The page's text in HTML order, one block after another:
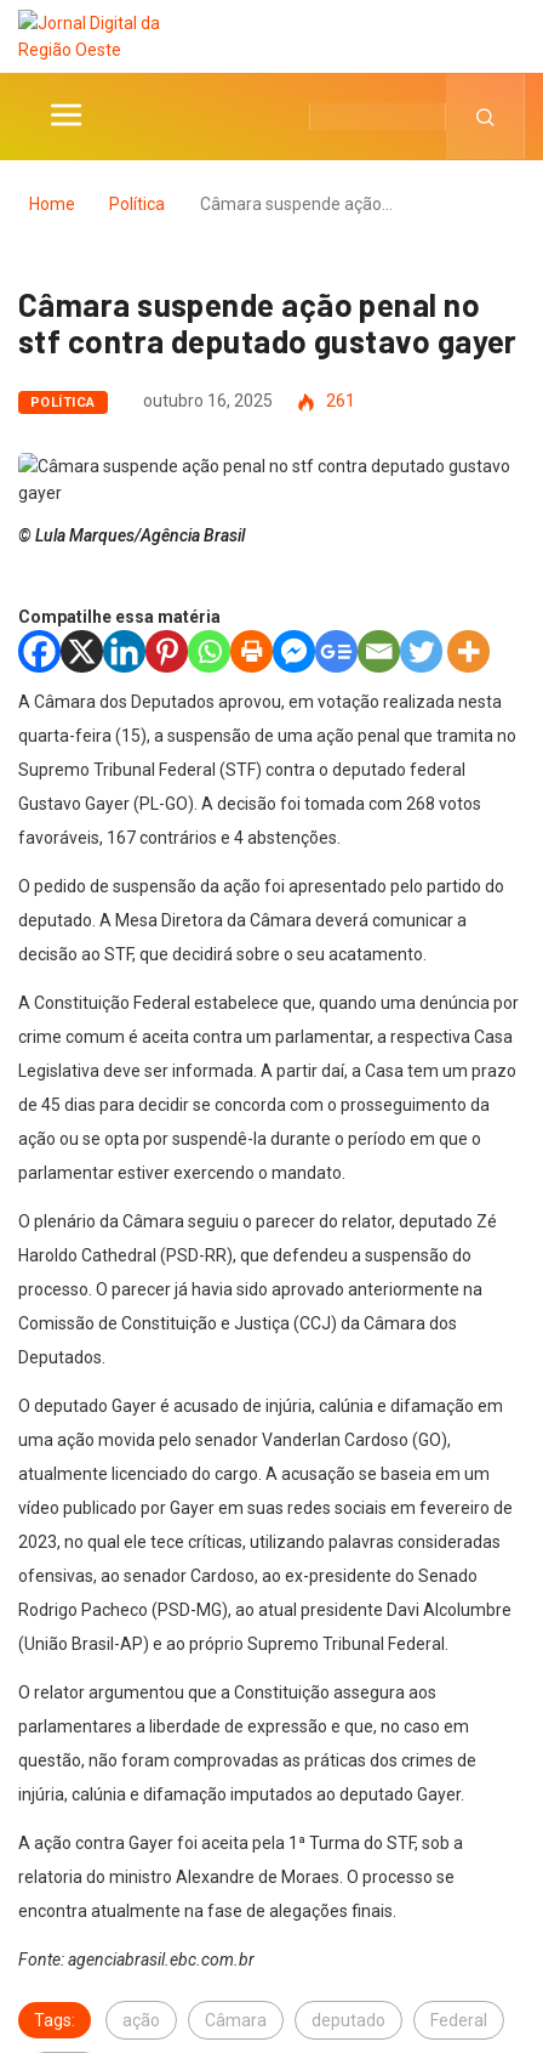
Home Política Câmara suspende ação…
Câmara suspende ação penal no
stf contra deputado gustavo gayer
POLÍTICA outubro 16, 2025 261
© Lula Marques/Agência Brasil
Compatilhe essa matéria
A Câmara dos Deputados aprovou, em votação realizada nesta
quarta-feira (15), a suspensão de uma ação penal que tramita no
Supremo Tribunal Federal (STF) contra o deputado federal
Gustavo Gayer (PL-GO). A decisão foi tomada com 268 votos
favoráveis, 167 contrários e 4 abstenções.
O pedido de suspensão da ação foi apresentado pelo partido do
deputado. A Mesa Diretora da Câmara deverá comunicar a
decisão ao STF, que decidirá sobre o seu acatamento.
A Constituição Federal estabelece que, quando uma denúncia por
crime comum é aceita contra um parlamentar, a respectiva Casa
Legislativa deve ser informada. A partir daí, a Casa tem um prazo
de 45 dias para decidir se concorda com o prosseguimento da
ação ou se opta por suspendê-la durante o período em que o
parlamentar estiver exercendo o mandato.
O plenário da Câmara seguiu o parecer do relator, deputado Zé
Haroldo Cathedral (PSD-RR), que defendeu a suspensão do
processo. O parecer já havia sido aprovado anteriormente na
Comissão de Constituição e Justiça (CCJ) da Câmara dos
Deputados.
O deputado Gayer é acusado de injúria, calúnia e difamação em
uma ação movida pelo senador Vanderlan Cardoso (GO),
atualmente licenciado do cargo. A acusação se baseia em um
vídeo publicado por Gayer em suas redes sociais em fevereiro de
2023, no qual ele tece críticas, utilizando palavras consideradas
ofensivas, ao senador Cardoso, ao ex-presidente do Senado
Rodrigo Pacheco (PSD-MG), ao atual presidente Davi Alcolumbre
(União Brasil-AP) e ao próprio Supremo Tribunal Federal.
O relator argumentou que a Constituição assegura aos
parlamentares a liberdade de expressão e que, no caso em
questão, não foram comprovadas as práticas dos crimes de
injúria, calúnia e difamação imputados ao deputado Gayer.
A ação contra Gayer foi aceita pela 1ª Turma do STF, sob a
relatoria do ministro Alexandre de Moraes. O processo se
encontra atualmente na fase de alegações finais.
Fonte: agenciabrasil.ebc.com.br
Tags: ação Câmara deputado Federal